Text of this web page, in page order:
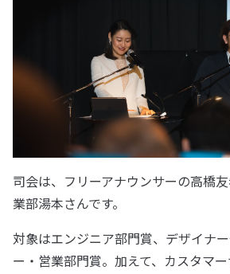
司会は、フリーアナウンサーの高橋
業部湯本さんです。
対象はエンジニア部門賞、デザイナ
ー・営業部門賞。加えて、カスタマ